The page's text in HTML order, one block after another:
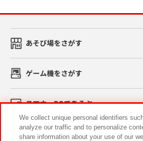
あそび場をさがす
ゲーム機をさがす
スマホ・PCであそぶ
イベント・キャンペーン
We collect unique personal identifiers
analyze our traffic and to personalize
share information about your use of our